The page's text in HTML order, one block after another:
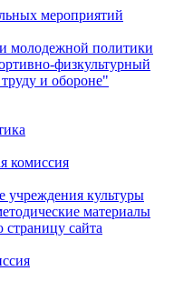
мероприятий
молодежной политики
физкультурный
и обороне"
комиссия
учреждения культуры
материалы
сайта